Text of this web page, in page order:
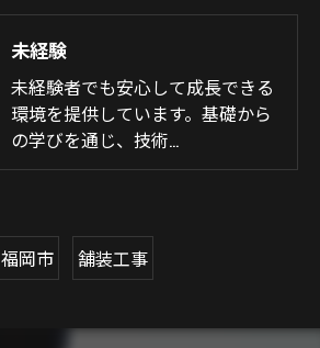
未経験
未経験者でも安心して成長できる
環境を提供しています。基礎から
の学びを通じ、技術…
福岡市 舗装工事